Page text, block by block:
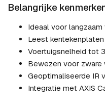
Belangrijke
Ideaal voor langzaam
Leest
Voertuigsnelheid tot
Bewezen voor
Geoptimaliseerde IR
Integratie met AXIS